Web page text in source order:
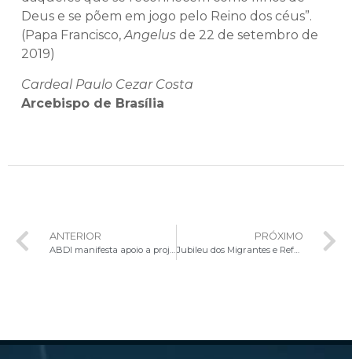
Deus e se põem em jogo pelo Reino dos céus”.
(Papa Francisco,Angelus de 22 de setembro de
2019)
Cardeal Paulo Cezar Costa
Arcebispo de Brasília
ANTERIOR
ABDI manifesta apoio a projeto da Cáritas Arquidiocesana para implantação de agroindústria em São Sebastião
PRÓXIMO
Jubileu dos Migrantes e Refugiados é celebrado no Santuário São Francisco de Assis